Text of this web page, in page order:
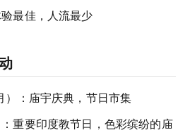
最佳，人流最少
）：庙宇庆典，节日市集
：重要印度教节日，色彩缤纷的庙